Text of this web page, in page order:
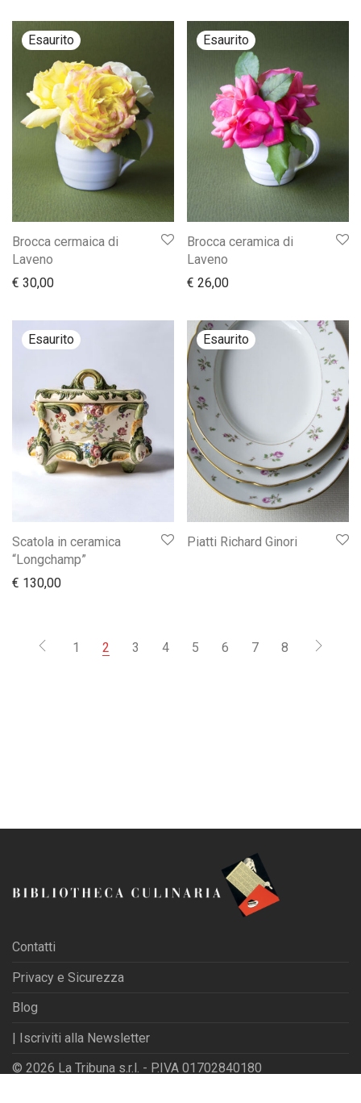
Brocca cermaica di
Laveno
€ 30,00
Brocca ceramica di
Laveno
€ 26,00
Scatola in ceramica
“Longchamp”
€ 130,00
Piatti Richard Ginori
1 2 3 4 5 6 7 8
Contatti
Privacy e Sicurezza
Blog
| Iscriviti alla Newsletter
© 2026 La Tribuna s.r.l. - P.IVA 01702840180